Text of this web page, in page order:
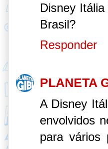
Disney
Brasil?
Responder
PLANETA
A Disney
envolvidos
para vários